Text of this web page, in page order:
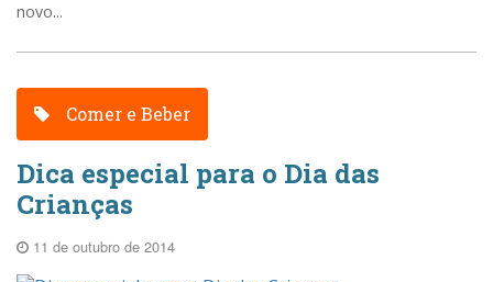
novo...
Comer e Beber
Dica especial para o Dia das
Crianças
11 de outubro de 2014